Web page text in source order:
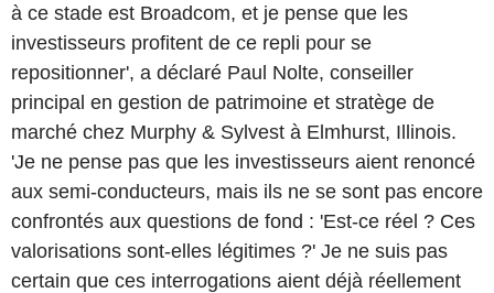
à ce stade est Broadcom, et je pense que les
investisseurs profitent de ce repli pour se
repositionner', a déclaré Paul Nolte, conseiller
principal en gestion de patrimoine et stratège de
marché chez Murphy & Sylvest à Elmhurst, Illinois.
'Je ne pense pas que les investisseurs aient renoncé
aux semi-conducteurs, mais ils ne se sont pas encore
confrontés aux questions de fond : 'Est-ce réel ? Ces
valorisations sont-elles légitimes ?' Je ne suis pas
certain que ces interrogations aient déjà réellement